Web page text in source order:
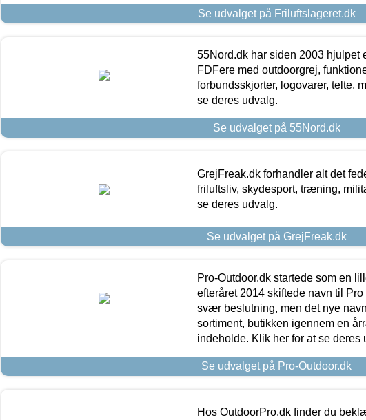
Se udvalget på Friluftslageret.dk
55Nord.dk har siden 2003 hjulpet
FDFere med outdoorgrej,
forbundsskjorter, logovarer, telte,
se deres udvalg.
Se udvalget på 55Nord.dk
GrejFreak.dk forhandler alt det
friluftsliv, skydesport, træning,
se deres udvalg.
Se udvalget på GrejFreak.dk
Pro-Outdoor.dk startede som en
efteråret 2014 skiftede navn til
svær beslutning, men det nye
sortiment, butikken igennem en
indeholde. Klik her for at se deres
Se udvalget på Pro-Outdoor.dk
Hos OutdoorPro.dk finder du